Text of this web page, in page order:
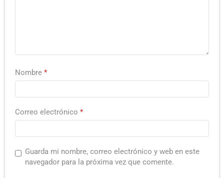
Nombre *
Correo electrónico *
Guarda mi nombre, correo electrónico y web en este
navegador para la próxima vez que comente.